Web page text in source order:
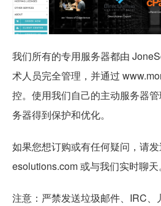
我们所有的专用服务器都由
术人员完全管理，并通过
控。使用我们自己的主动服务器
务器得到保护和优化。
如果您想订购或有任何疑问，请
esolutions.com 或与我们实时聊天。
注意：严禁发送垃圾邮件、IRC、